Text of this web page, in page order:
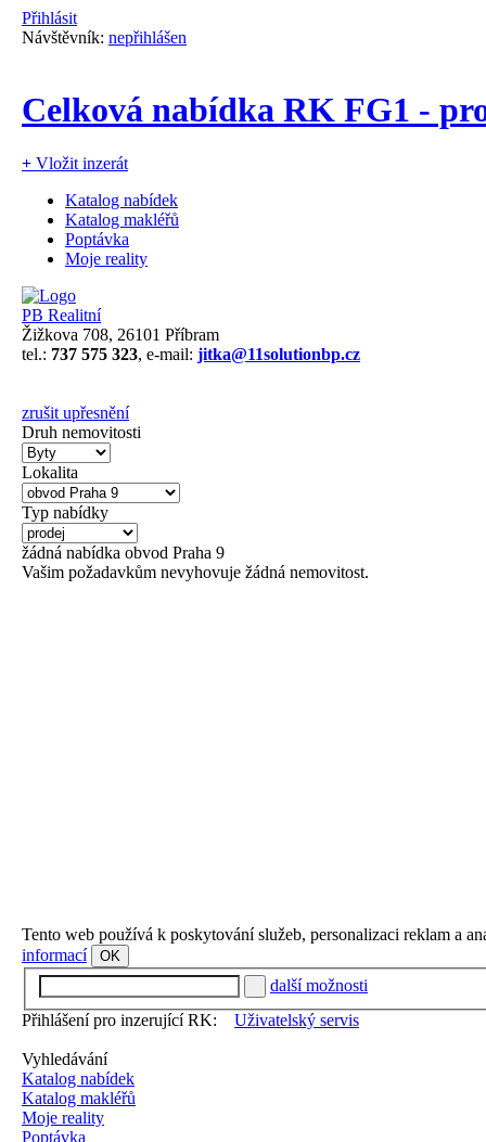
Přihlásit
Návštěvník: nepřihlášen
Celková nabídka RK FG1 -
+ Vložit inzerát
Katalog nabídek
Katalog makléřů
Poptávka
Moje reality
PB Realitní
Žižkova 708, 26101 Příbram
tel.: 737 575 323, e-mail: jitka@11solutionbp.cz
zrušit upřesnění
Druh nemovitosti
Lokalita
Typ nabídky
žádná nabídka obvod Praha 9
Vašim požadavkům nevyhovuje žádná nemovitost.
Tento web používá k poskytování služeb, personalizaci reklam a
informací
OK
další možnosti
Přihlášení pro inzerující RK:
Uživatelský servis
Vyhledávání
Katalog nabídek
Katalog makléřů
Moje reality
Poptávka